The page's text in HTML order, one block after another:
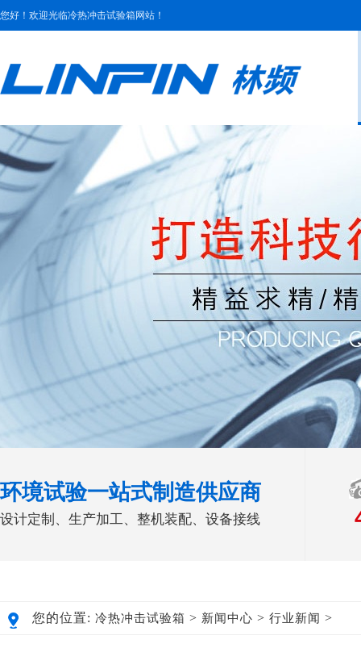
您好！欢迎光临冷热冲击试验箱网站！
环境试验一站式制造供应商
设计定制、生产加工、整机装配、设备接线
您的位置: 冷热冲击试验箱 > 新闻中心 > 行业新闻 >